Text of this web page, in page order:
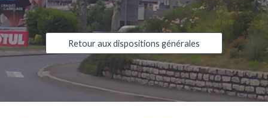
Retour aux dispositions générales